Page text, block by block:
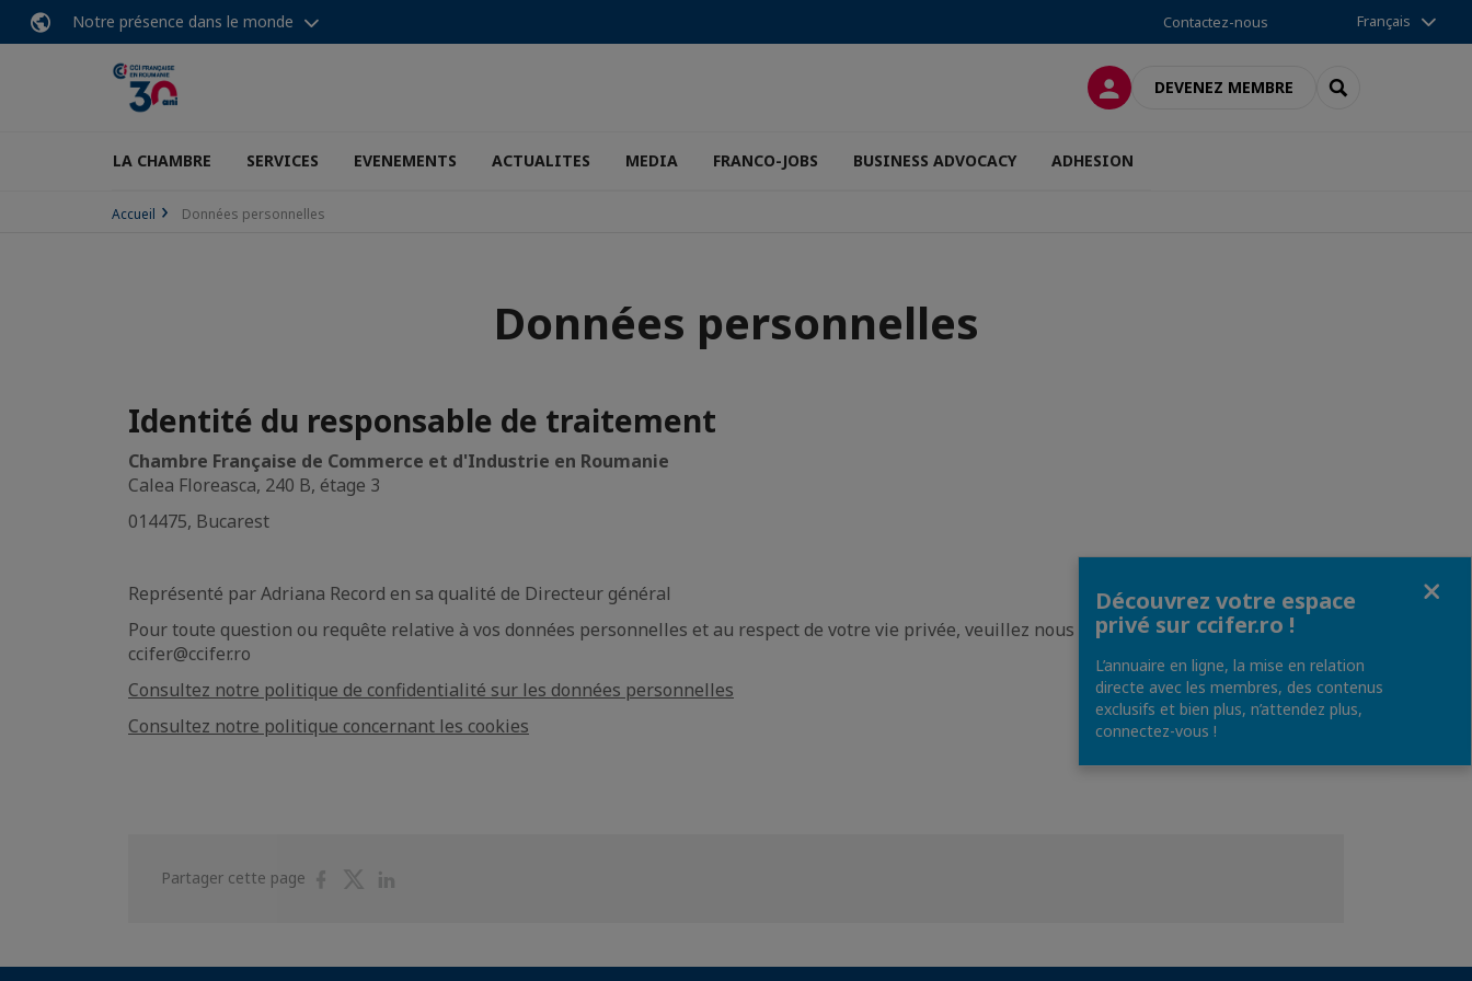
Notre présence dans le monde Contactez-nous Français
CONNEXIONDEVENEZ MEMBRE RECHERCHER
LA CHAMBRE SERVICES EVENEMENTS ACTUALITES MEDIA FRANCO-JOBS BUSINESS ADVOCACY ADHESION
Accueil Données personnelles
Données personnelles
Identité du responsable de traitement
Chambre Française de Commerce et d'Industrie en Roumanie
Calea Floreasca, 240 B, étage 3
014475, Bucarest
Représenté par Adriana Record en sa qualité de Directeur général
Pour toute question ou requête relative à vos données personnelles et au respect de votre vie privée, veuillez nous contacter à l'adresse suivante :
ccifer@ccifer.ro
Consultez notre politique de confidentialité sur les données personnelles
Consultez notre politique concernant les cookies
Partager cette page
PartagerPartager
Découvrez votre espace
privé sur ccifer.ro !
L’annuaire en ligne, la mise en relation
directe avec les membres, des contenus
exclusifs et bien plus, n’attendez plus,
connectez-vous !